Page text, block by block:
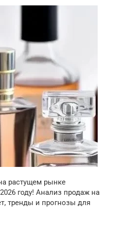
растущем рынке
году! Анализ продаж на
тренды и прогнозы для